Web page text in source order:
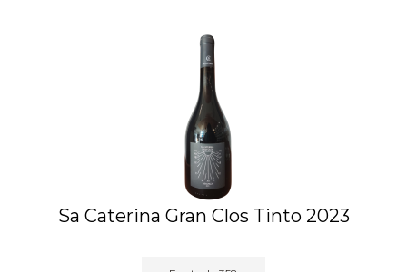
Sa Caterina Gran Clos Tinto 2023